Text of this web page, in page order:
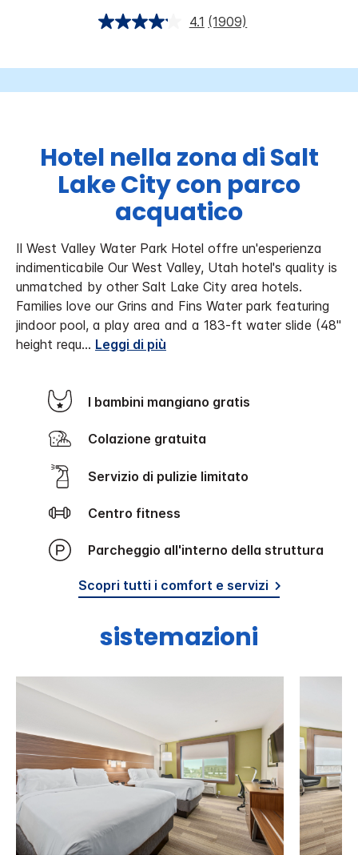
4.1 (1909)
Hotel nella zona di Salt
Lake City con parco
acquatico
Il West Valley Water Park Hotel offre un'esperienza
indimenticabile Our West Valley, Utah hotel's quality is
unmatched by other Salt Lake City area hotels.
Families love our Grins and Fins Water park featuring
jindoor pool, a play area and a 183-ft water slide (48"
height requ... Leggi di più
I bambini mangiano gratis
Colazione gratuita
Servizio di pulizie limitato
Centro fitness
Parcheggio all'interno della struttura
Scopri tutti i comfort e servizi
sistemazioni